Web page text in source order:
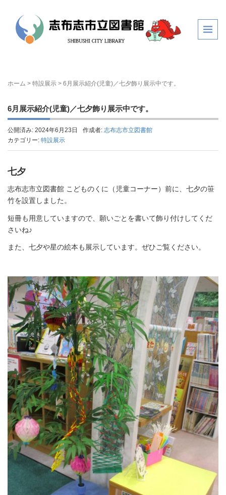
ホーム > 特設展示 > 6月展示紹介(児童)／七夕飾り展示中です。
6月展示紹介(児童)／七夕飾り展示中です。
公開済み: 2024年6月23日 作成者: 志布志市立図書館
カテゴリー: 特設展示
七夕
志布志市立図書館 こどものくに（児童コーナー）前に、七夕の笹
竹を設置しました。
短冊も用意していますので、願いごとを書いて飾り付けしてくだ
さいね♪
また、七夕や星の絵本も展示しています。ぜひご覧ください。